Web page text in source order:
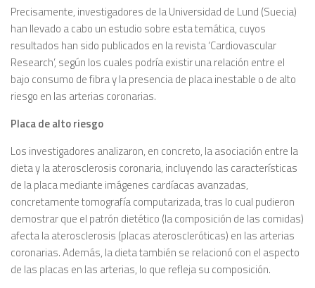
Precisamente, investigadores de la Universidad de Lund (Suecia)
han llevado a cabo un estudio sobre esta temática, cuyos
resultados han sido publicados en la revista ‘Cardiovascular
Research’, según los cuales podría existir una relación entre el
bajo consumo de fibra y la presencia de placa inestable o de alto
riesgo en las arterias coronarias.
Placa de alto riesgo
Los investigadores analizaron, en concreto, la asociación entre la
dieta y la aterosclerosis coronaria, incluyendo las características
de la placa mediante imágenes cardíacas avanzadas,
concretamente tomografía computarizada, tras lo cual pudieron
demostrar que el patrón dietético (la composición de las comidas)
afecta la aterosclerosis (placas ateroscleróticas) en las arterias
coronarias. Además, la dieta también se relacionó con el aspecto
de las placas en las arterias, lo que refleja su composición.